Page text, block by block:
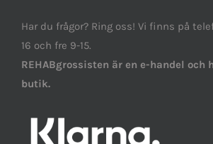
Har du frågor? Ring oss! Vi finns på
16 och fre 9-15.
REHABgrossisten är en e-handel
butik.